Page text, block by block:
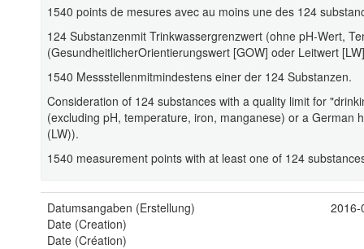
1540 points de mesures avec au moins une des 124
124 Substanzenmit Trinkwassergrenzwert (ohne pH-Wert,
(GesundheitlicherOrientierungswert [GOW] oder Leitwert
1540 Messstellenmitmindestens einer der 124 Substanzen.
Consideration of 124 substances with a quality limit for
(excluding pH, temperature, iron, manganese) or a
(LW)).
1540 measurement points with at least one of 124
Datumsangaben (Erstellung)
Date (Creation)
Date (Création)
2016-